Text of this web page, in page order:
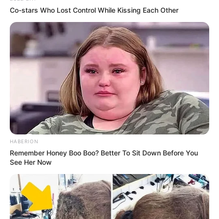
Biodata & Profil
Nama Lengkap: Kim Jong Hyun
Nama panggung: JR
Co-stars Who Lost Control While Kissing Each Other
HABERION
Remember Honey Boo Boo? Better To Sit Down Before You
See Her Now